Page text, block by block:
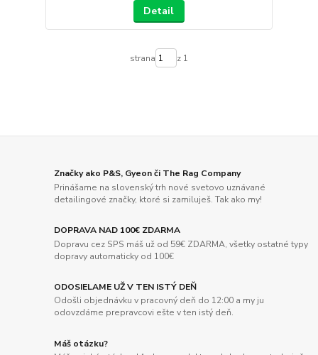
Detail
strana z 1
Značky ako P&S, Gyeon či The Rag Company
Prinášame na slovenský trh nové svetovo uznávané
detailingové značky, ktoré si zamiluješ. Tak ako my!
DOPRAVA NAD 100€ ZDARMA
Dopravu cez SPS máš už od 59€ ZDARMA, všetky ostatné typy
dopravy automaticky od 100€
ODOSIELAME UŽ V TEN ISTÝ DEŇ
Odošli objednávku v pracovný deň do 12:00 a my ju
odovzdáme prepravcovi ešte v ten istý deň.
Máš otázku?